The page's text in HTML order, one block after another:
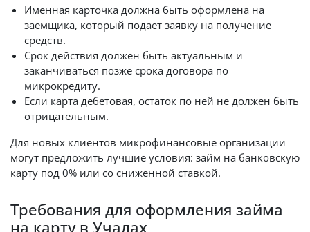
Именная карточка должна быть оформлена на
заемщика, который подает заявку на получение
средств.
Срок действия должен быть актуальным и
заканчиваться позже срока договора по
микрокредиту.
Если карта дебетовая, остаток по ней не должен быть
отрицательным.
Для новых клиентов микрофинансовые организации
могут предложить лучшие условия: займ на банковскую
карту под 0% или со сниженной ставкой.
Требования для оформления займа
на карту в Учалах